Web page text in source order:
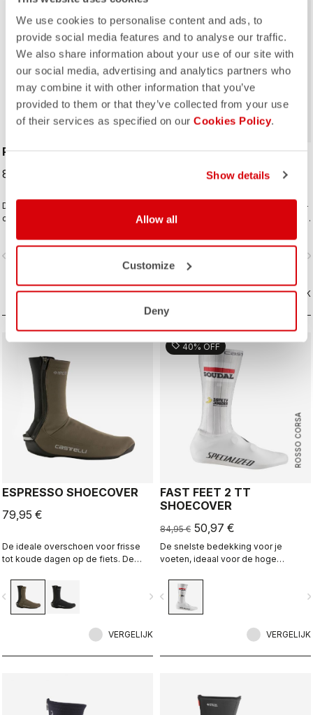
We use cookies to personalise content and ads, to
provide social media features and to analyse our traffic.
We also share information about your use of our site with
our social media, advertising and analytics partners who
may combine it with other information that you’ve
provided to them or that they’ve collected from your use
of their services as specified on our Cookies Policy.
Show details
Allow all
Customize
Deny
ROSSO CORSA
PERFETTO SHOECOVER
89,95 €
De Perfetto Overschoen is
ontworpen met hetzelfde
Perfetto-lijn, waaronder de Gabba,
met een focus op prestaties,
uitzonderlijke ademend vermogen,
een nauwsluitende pasvorm en
uitstekende waterbescherming
veelzijdige overschoen voor alle
omstandigheden.
VERGELIJK
De overschoen voor al je Unlimited-
avonturen. Warme fleece-gevoerde
je warm en droog te houden. De
gemakkelijk aan te trekken over
bulky MTB- of gravel schoenen en
zorgen voor een perfecte pasvorm
die niet knelt.
VERGELIJK
ESPRESSO SHOECOVER
79,95 €
De ideale overschoen voor frisse
tot koude dagen op de fiets. De
WINDSTOPPER®-stof laat vocht
ontsnappen, houdt warmte binnen
en stoot lichte regen en opspattend
achterkant zorgt ervoor dat de
navigate_next
VERGELIJK
ROSSO CORSA
sell 40% OFF
FAST FEET 2 TT
SHOECOVER
84,95 € 50,97 €
De snelste bedekking voor je
voeten, ideaal voor de hoge
navigate_before
VERGELIJK